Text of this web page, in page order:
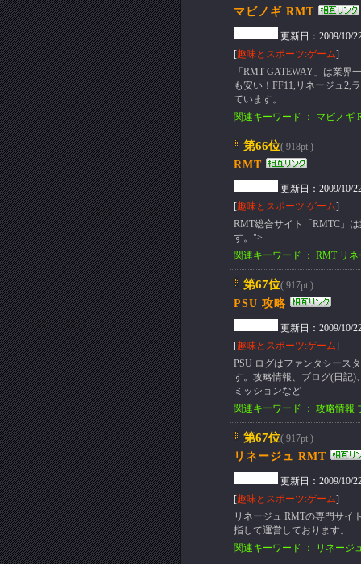
マビノギ RMT
更新日：2009/10/
[趣味とスポーツ:ゲーム]
「RMT GATEWAY」は業
も安い！FF11,リネージュ2,
ています。
関連キーワード ： マビノギ
第66位( 918pt )
RMT
更新日：2009/10/
[趣味とスポーツ:ゲーム]
RMT総合サイト「RMTC」
す。">
関連キーワード ： RMT リ
第67位( 917pt )
PSU 攻略
更新日：2009/10/
[趣味とスポーツ:ゲーム]
PSU ログはファンタシース
す。攻略情報、ブログ(日記)
ミッションなど
関連キーワード ： 攻略情報
第67位( 917pt )
リネージュ RMT
更新日：2009/10/
[趣味とスポーツ:ゲーム]
リネージュ RMTの専門サイ
指して運営しております。
関連キーワード ： リネージ